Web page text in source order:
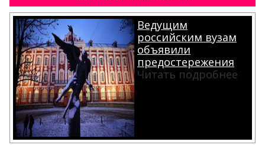
Ведущим
российским вузам
объявили
предостережения
Читать подробнее